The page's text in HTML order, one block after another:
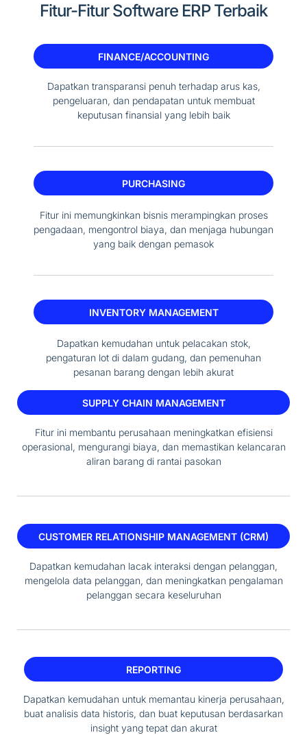
Fitur-Fitur Software ERP Terbaik
FINANCE/ACCOUNTING
Dapatkan transparansi penuh terhadap arus kas,
pengeluaran, dan pendapatan untuk membuat
keputusan finansial yang lebih baik
PURCHASING
Fitur ini memungkinkan bisnis merampingkan proses
pengadaan, mengontrol biaya, dan menjaga hubungan
yang baik dengan pemasok
INVENTORY MANAGEMENT
Dapatkan kemudahan untuk pelacakan stok,
pengaturan lot di dalam gudang, dan pemenuhan
pesanan barang dengan lebih akurat
SUPPLY CHAIN MANAGEMENT
Fitur ini membantu perusahaan meningkatkan efisiensi
operasional, mengurangi biaya, dan memastikan kelancaran
aliran barang di rantai pasokan
CUSTOMER RELATIONSHIP MANAGEMENT (CRM)
Dapatkan kemudahan lacak interaksi dengan pelanggan,
mengelola data pelanggan, dan meningkatkan pengalaman
pelanggan secara keseluruhan
REPORTING
Dapatkan kemudahan untuk memantau kinerja perusahaan,
buat analisis data historis, dan buat keputusan berdasarkan
insight yang tepat dan akurat